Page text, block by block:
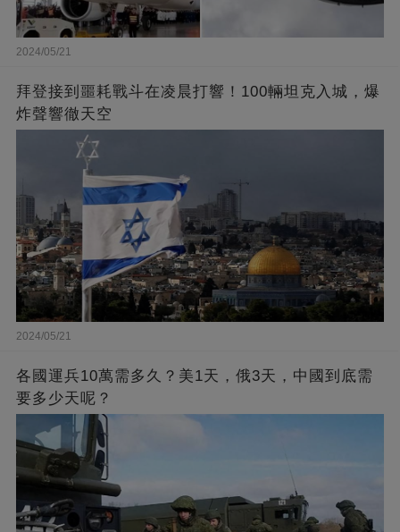
2024/05/21
拜登接到噩耗戰斗在凌晨打響！100輛坦克入城，爆
炸聲響徹天空
2024/05/21
各國運兵10萬需多久？美1天，俄3天，中國到底需
要多少天呢？